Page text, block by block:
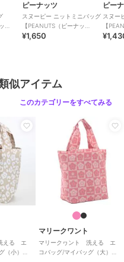
ピーナッツ
スヌーピー ニットミニバッグ
【PEANUTS（ピーナッ
ツ）】
¥1,650
ピー
スヌー
【
ツ）】
似アイテム
このカテゴリーをすべてみる
える エ
（小）レ
マリークワント
マリークヮント 洗える エ
コバッグ/マイバッグ（大）